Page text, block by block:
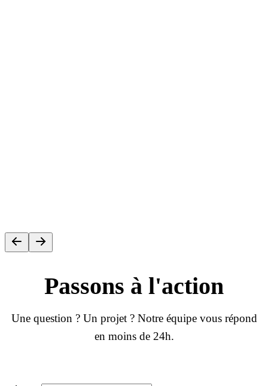
Passons à l'action
Une question ? Un projet ? Notre équipe vous répond
en moins de 24h.